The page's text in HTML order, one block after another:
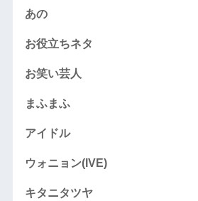
あの
お役立ちネタ
お笑い芸人
まふまふ
アイドル
ウォニョン(IVE)
キタニタツヤ